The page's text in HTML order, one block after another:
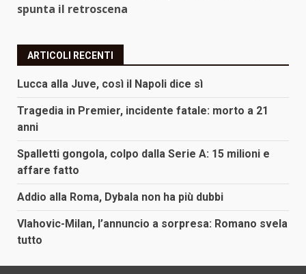
spunta il retroscena
ARTICOLI RECENTI
Lucca alla Juve, così il Napoli dice sì
Tragedia in Premier, incidente fatale: morto a 21
anni
Spalletti gongola, colpo dalla Serie A: 15 milioni e
affare fatto
Addio alla Roma, Dybala non ha più dubbi
Vlahovic-Milan, l’annuncio a sorpresa: Romano svela
tutto